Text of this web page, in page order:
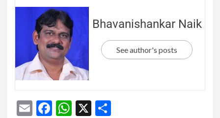
Bhavanishankar Naik
See author's posts
EmailFacebook
WhatsApp
X